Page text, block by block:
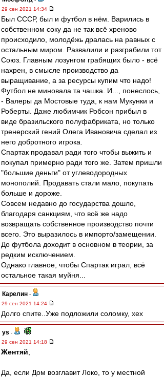
29 сен 2021 14:34
Был СССР, был и футбол в нём. Варились в
собственном соку да не так всё хреново
происходило, молодёжь дралась на равных с
остальным миром. Развалили и разграбили тот
Союз. Главным лозунгом грабящих было - всё
нахрен, в смысле производство да
выращивание, а за ресурсы купим что надо!
Футбол не миновала та чашка. И..., понеслось,
- Валеры да Мостовые туда, к нам Мукунки и
Роберты. Даже любимчик Робсон прибыл в
виде бразильского полуфабриката, но только
тренерский гений Олега Ивановича сделал из
него добротного игрока.
Спартак продавал ради того чтобы выжить и
покупал примерно ради того же. Затем пришли
"большие деньги" от углеводородных
монополий. Продавать стали мало, покупать
больше и дороже.
Совсем недавно до государства дошло,
благодаря санкциям, что всё же надо
возвращать собственное производство почти
всего. Это выразилось в импорто/замещении.
До футбола доходит в основном в теории, за
редким исключением.
Однако главное, чтобы Спартак играл, всё
остальное такая муйня...
Карелин -
29 сен 2021 14:24
Долго спите..Уже подложили соломку, хех
ys -
29 сен 2021 14:18
Жентяй
Да, если Дом возглавит Локо, то у местной